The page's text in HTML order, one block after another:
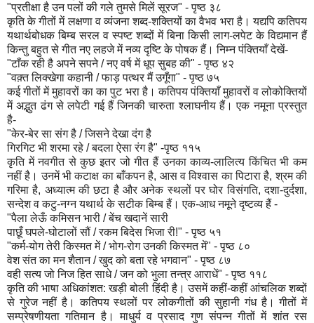
"प्रतीक्षा है उन पलों की गले तुमसे मिलें सूरज" - पृष्ठ ३८
कृति के गीतों में लक्षणा व व्यंजना शब्द-शक्तियों का वैभव भरा है। यद्यपि कतिपय
यथार्थबोधक बिम्ब सरल व स्पष्ट शब्दों में बिना किसी लाग-लपेट के विद्यमान हैं
किन्तु बहुत से गीत नए लहजे में नव्य दृष्टि के पोषक हैं। निम्न पंक्तियाँ देखें-
"टाँक रही है अपने सपने / नए वर्ष में धूप सुबह की" - पृष्ठ ४२
"वक़्त लिक्खेगा कहानी / फाड़ पत्थर मैं उगूँगा" - पृष्ठ ७५
कई गीतों में मुहावरों का का पुट भरा है। कतिपय पंक्तियाँ मुहावरों व लोकोक्तियों
में अद्भुत ढंग से लपेटी गई हैं जिनकी चारुता श्लाघनीय हैं। एक नमूना प्रस्तुत
है-
"केर-बेर सा संग है / जिसने देखा दंग है
गिरगिट भी शरमा रहे / बदला ऐसा रंग है" -पृष्ठ ११५
कृति में नवगीत से कुछ इतर जो गीत हैं उनका काव्य-लालित्य किंचित भी कम
नहीं है। उनमें भी कटाक्ष का बाँकपन है, आस व विश्वास का पिटारा है, श्रम की
गरिमा है, अध्यात्म की छटा है और अनेक स्थलों पर घोर विसंगति, दशा-दुर्दशा,
सन्देश व कटु-नग्न यथार्थ के सटीक बिम्ब हैं। एक-आध नमूने दृष्टव्य हैं -
"पैला लेऊँ कमिसन भारी / बेंच खदानें सारी
पाछूँ घपले-घोटालों सौं / रकम बिदेस भिजा री!" - पृष्ठ ५१
"कर्म-योग तेरी किस्मत में / भोग-रोग उनकी किस्मत में" - पृष्ठ ८०
वेश संत का मन शैतान / खुद को बता रहे भगवान" - पृष्ठ ८७
वही सत्य जो निज हित साधे / जन को भुला तन्त्र आराधें" - पृष्ठ ११८
कृति की भाषा अधिकांशत: खड़ी बोली हिंदी है। उसमें कहीं-कहीं आंचलिक शब्दों
से गुरेज नहीं है। कतिपय स्थलों पर लोकगीतों की सुहानी गंध है। गीतों में
सम्प्रेषणीयता गतिमान है। माधुर्य व प्रसाद गुण संपन्न गीतों में शांत रस